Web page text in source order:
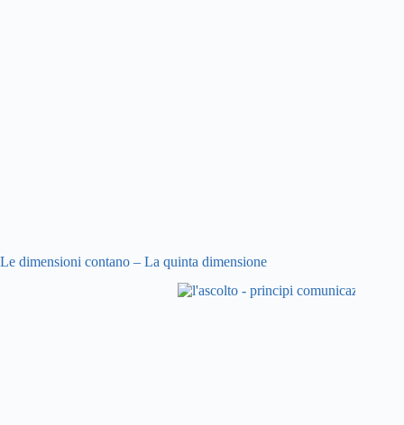
Le dimensioni contano – La quinta dimensione